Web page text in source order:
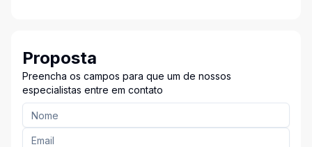
Proposta
Preencha os campos para que um de nossos
especialistas entre em contato